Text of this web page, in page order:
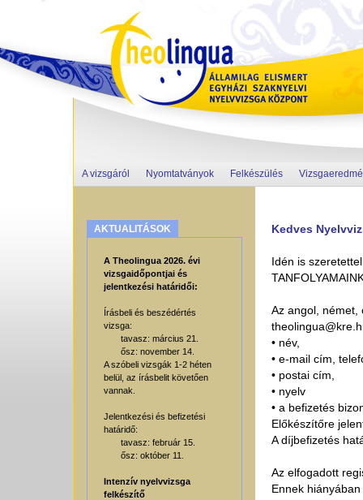
A vizsgáról Nyomtatványok Felkészülés
AKTUALITÁSOK
A Theolingua 2026. évi
vizsgaidőpontjai és
jelentkezési határidői:
Írásbeli és beszédértés
vizsga:
tavasz: március 21.
ősz: november 14.
A szóbeli vizsgák 1-2 héten
belül, az írásbelit követően
vannak.
Jelentkezési és befizetési
határidő:
tavasz: február 15.
ősz: október 11.
Intenzív nyelvvizsga
felkészítő
Kedves
Idén is
Az angol, német,
• név,
• e-mail cím,
• postai cím,
• nyelv
• a befizetés
Előkészítőre
A díjbefizetés
Az elfogadott
Ennek